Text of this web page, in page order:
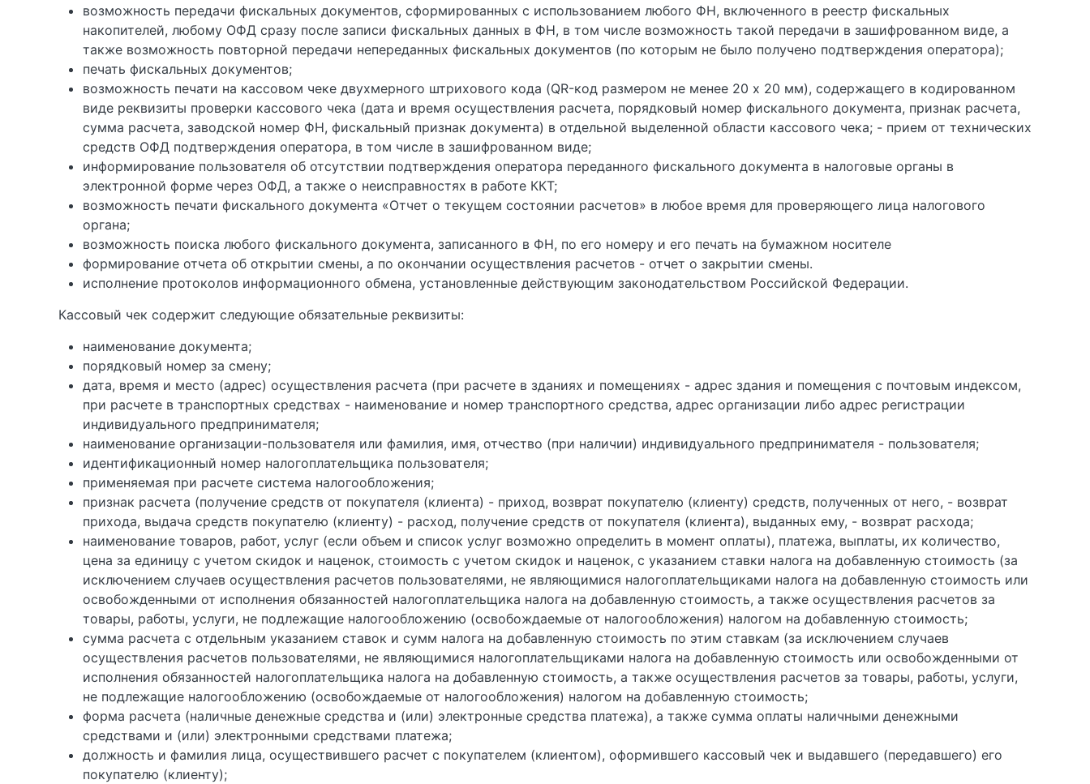
возможность передачи фискальных документов, сформированных с использованием любого ФН, включенного в реестр фискальных
накопителей, любому ОФД сразу после записи фискальных данных в ФН, в том числе возможность такой передачи в зашифрованном виде, а
также возможность повторной передачи непереданных фискальных документов (по которым не было получено подтверждения оператора);
печать фискальных документов;
возможность печати на кассовом чеке двухмерного штрихового кода (QR-код размером не менее 20 x 20 мм), содержащего в кодированном
виде реквизиты проверки кассового чека (дата и время осуществления расчета, порядковый номер фискального документа, признак расчета,
сумма расчета, заводской номер ФН, фискальный признак документа) в отдельной выделенной области кассового чека; - прием от технических
средств ОФД подтверждения оператора, в том числе в зашифрованном виде;
информирование пользователя об отсутствии подтверждения оператора переданного фискального документа в налоговые органы в
электронной форме через ОФД, а также о неисправностях в работе ККТ;
возможность печати фискального документа «Отчет о текущем состоянии расчетов» в любое время для проверяющего лица налогового
органа;
возможность поиска любого фискального документа, записанного в ФН, по его номеру и его печать на бумажном носителе
формирование отчета об открытии смены, а по окончании осуществления расчетов - отчет о закрытии смены.
исполнение протоколов информационного обмена, установленные действующим законодательством Российской Федерации.
Кассовый чек содержит следующие обязательные реквизиты:
наименование документа;
порядковый номер за смену;
дата, время и место (адрес) осуществления расчета (при расчете в зданиях и помещениях - адрес здания и помещения с почтовым индексом,
при расчете в транспортных средствах - наименование и номер транспортного средства, адрес организации либо адрес регистрации
индивидуального предпринимателя;
наименование организации-пользователя или фамилия, имя, отчество (при наличии) индивидуального предпринимателя - пользователя;
идентификационный номер налогоплательщика пользователя;
применяемая при расчете система налогообложения;
признак расчета (получение средств от покупателя (клиента) - приход, возврат покупателю (клиенту) средств, полученных от него, - возврат
прихода, выдача средств покупателю (клиенту) - расход, получение средств от покупателя (клиента), выданных ему, - возврат расхода;
наименование товаров, работ, услуг (если объем и список услуг возможно определить в момент оплаты), платежа, выплаты, их количество,
цена за единицу с учетом скидок и наценок, стоимость с учетом скидок и наценок, с указанием ставки налога на добавленную стоимость (за
исключением случаев осуществления расчетов пользователями, не являющимися налогоплательщиками налога на добавленную стоимость или
освобожденными от исполнения обязанностей налогоплательщика налога на добавленную стоимость, а также осуществления расчетов за
товары, работы, услуги, не подлежащие налогообложению (освобождаемые от налогообложения) налогом на добавленную стоимость;
сумма расчета с отдельным указанием ставок и сумм налога на добавленную стоимость по этим ставкам (за исключением случаев
осуществления расчетов пользователями, не являющимися налогоплательщиками налога на добавленную стоимость или освобожденными от
исполнения обязанностей налогоплательщика налога на добавленную стоимость, а также осуществления расчетов за товары, работы, услуги,
не подлежащие налогообложению (освобождаемые от налогообложения) налогом на добавленную стоимость;
форма расчета (наличные денежные средства и (или) электронные средства платежа), а также сумма оплаты наличными денежными
средствами и (или) электронными средствами платежа;
должность и фамилия лица, осуществившего расчет с покупателем (клиентом), оформившего кассовый чек и выдавшего (передавшего) его
покупателю (клиенту);